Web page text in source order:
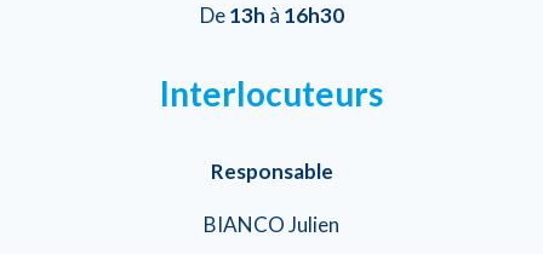
De13h à 16h30
Interlocuteurs
Responsable
BIANCO Julien